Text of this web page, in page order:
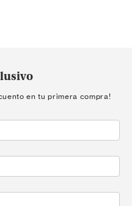
en tu primera compra!